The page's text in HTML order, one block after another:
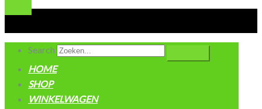
Search
HOME
SHOP
WINKELWAGEN